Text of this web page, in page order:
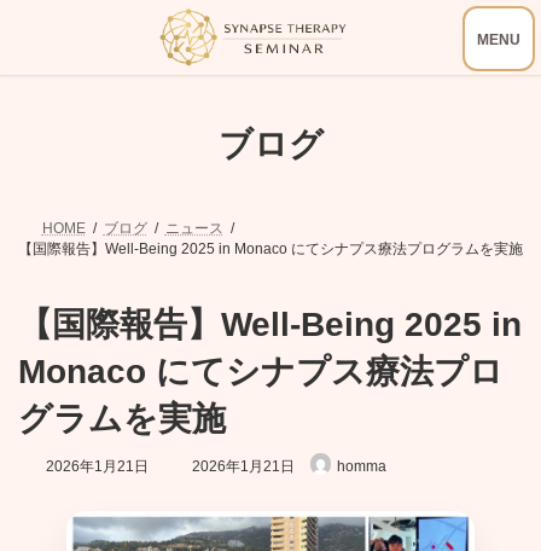
ン
ー
ブログ
HOME ブログ
ニュース
【国際報告】Well-Being 2025 in Monaco にてシナプス療法プログラムを実施
【国際報告】Well-Being 2025 in
Monaco にてシナプス療法プロ
グラムを実施
2026年1月21日
最
新
日
2026年1月21日 homma